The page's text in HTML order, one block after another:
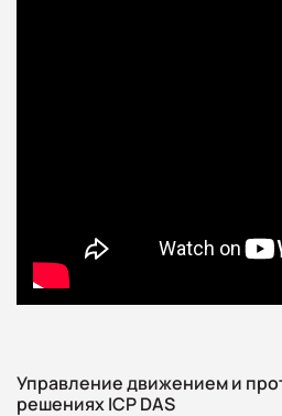
Управление движением и
решениях ICP DAS